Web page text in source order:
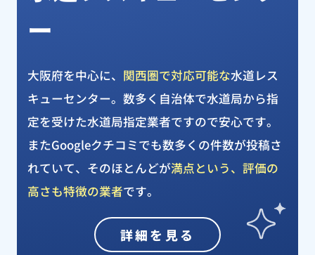
ー
大阪府を中心に、 関西圏で対応可能な水道レス
キューセンター。数多く自治体で水道局から指
定を受けた水道局指定業者ですので安心です。
またGoogleクチコミでも数多くの件数が投稿さ
れていて、そのほとんどが満点という、評価の
高さも特徴の業者です。
詳細を見る